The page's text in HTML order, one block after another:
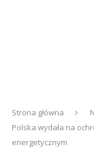
Strona główna
Polska wydała na
energetycznym